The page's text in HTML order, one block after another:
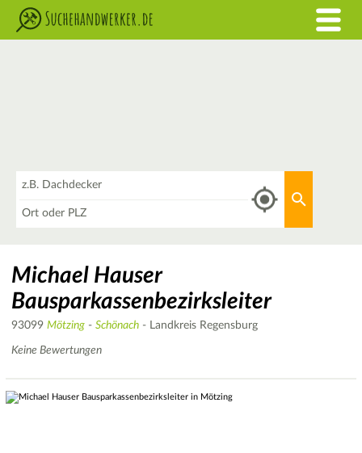
Michael Hauser
Bausparkassenbezirksleiter
93099 Mötzing - Schönach - Landkreis Regensburg
Keine Bewertungen